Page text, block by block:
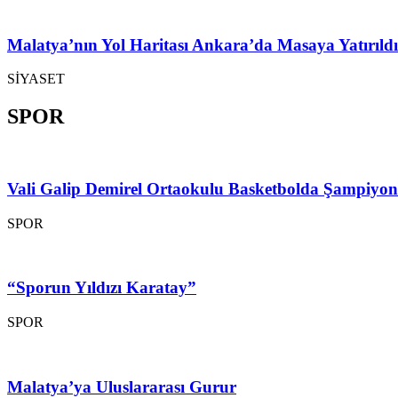
Malatya’nın Yol Haritası Ankara’da Masaya Yatırıldı
SİYASET
SPOR
Vali Galip Demirel Ortaokulu Basketbolda
SPOR
“Sporun Yıldızı Karatay”
SPOR
Malatya’ya Uluslararası Gurur